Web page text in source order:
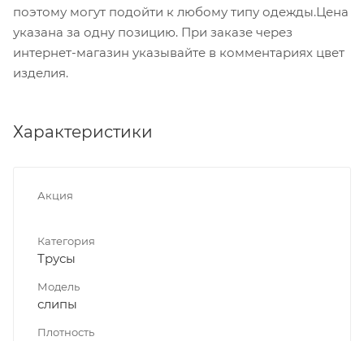
поэтому могут подойти к любому типу одежды.Цена
указана за одну позицию. При заказе через
интернет-магазин указывайте в комментариях цвет
изделия.
Характеристики
Акция
Категория
Трусы
Модель
слипы
Плотность